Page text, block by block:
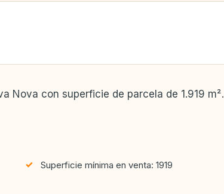
Nova con superficie de parcela de 1.919 m².
Superficie mínima en venta: 1919